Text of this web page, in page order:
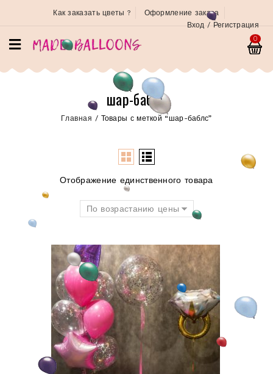
Как заказать цветы ?
Оформление заказа
Вход / Регистрация
0
шар-баблс
Главная / Товары с меткой “шар-баблс”
Отображение единственного товара
По возрастанию цены